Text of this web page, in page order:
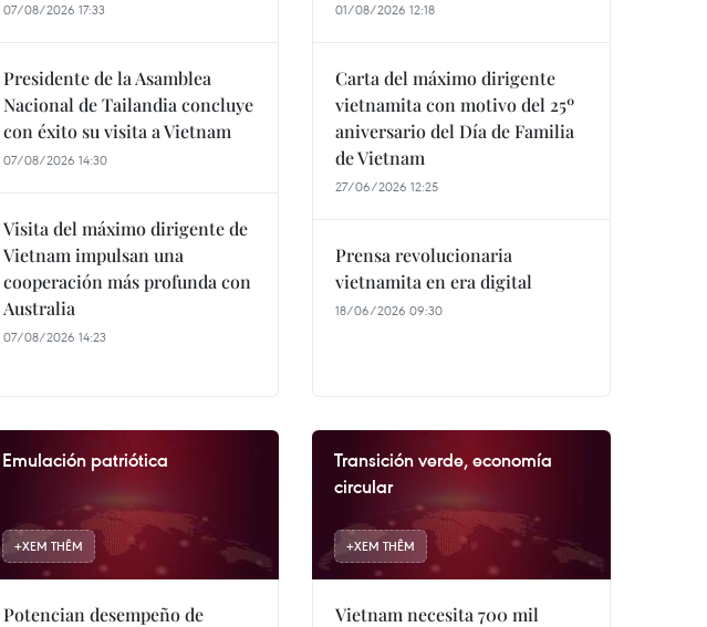
07/08/2026 17:33
Presidente de la Asamblea
Nacional de Tailandia concluye
con éxito su visita a Vietnam
07/08/2026 14:30
Visita del máximo dirigente de
Vietnam impulsan una
cooperación más profunda con
Australia
07/08/2026 14:23
01/08/2026 12:18
Carta del máximo dirigente
vietnamita con motivo del 25º
aniversario del Día de Familia
de Vietnam
27/06/2026 12:25
Prensa revolucionaria
vietnamita en era digital
18/06/2026 09:30
Emulación patriótica
+XEM THÊM
Potencian desempeño de
Transición verde, economía
circular
+XEM THÊM
Vietnam necesita 700 mil